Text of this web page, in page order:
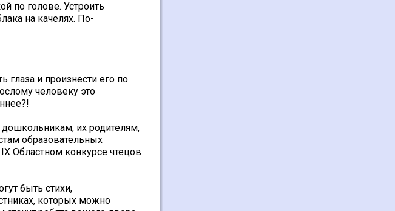
по голове. Устроить
на качелях. По-
глаза и произнести его по
человеку это
их родителям,
образовательных
IX Областном конкурсе чтецов
быть стихи,
которых можно